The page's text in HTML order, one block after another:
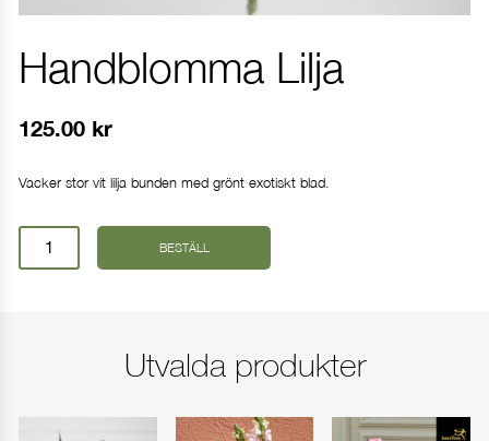
Handblomma Lilja
125.00 kr
Vacker stor vit lilja bunden med grönt exotiskt blad.
Handblomma
BESTÄLL
Utvalda produkter
Ange leveransdag
I morgon